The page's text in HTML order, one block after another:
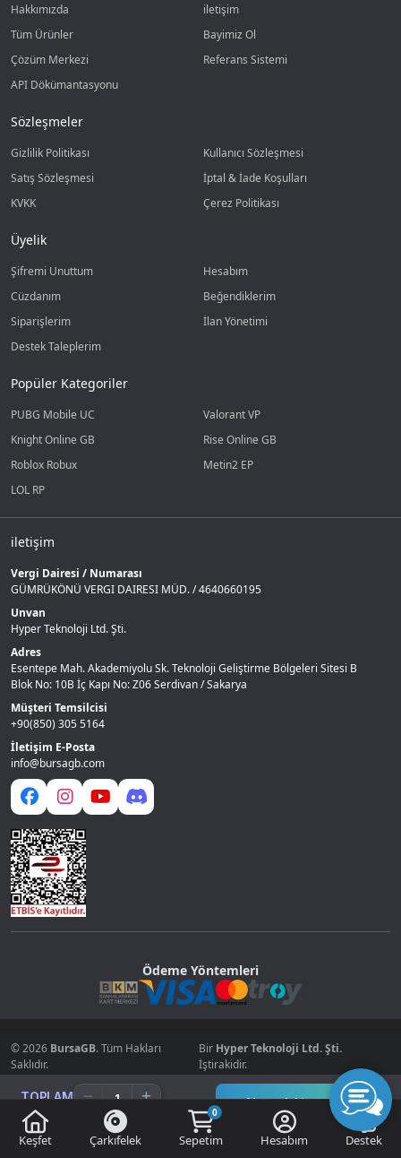
TOPLAM
0.00
0.00 kazanç
Alışverişi tamamla
Keşfet Çarkıfelek
0
Sepetim Hesabım Destek
Hakkımızda
iletişim
Tüm Ürünler
Bayimiz Ol
Çözüm Merkezi
Referans Sistemi
API Dökümantasyonu
Sözleşmeler
Gizlilik Politikası
Kullanıcı Sözleşmesi
Satış Sözleşmesi
İptal & İade Koşulları
KVKK
Çerez Politikası
Üyelik
Şifremi Unuttum
Hesabım
Cüzdanım
Beğendiklerim
Siparişlerim
İlan Yönetimi
Destek Taleplerim
Popüler Kategoriler
PUBG Mobile UC
Valorant VP
Knight Online GB
Rise Online GB
Roblox Robux
Metin2 EP
LOL RP
iletişim
Vergi Dairesi / Numarası
GÜMRÜKÖNÜ VERGI DAIRESI MÜD. / 4640660195
Unvan
Hyper Teknoloji Ltd. Şti.
Adres
Esentepe Mah. Akademiyolu Sk. Teknoloji Geliştirme Bölgeleri Sitesi B
Blok No: 10B İç Kapı No: Z06 Serdivan / Sakarya
Müşteri Temsilcisi
+90(850) 305 5164
İletişim E-Posta
info@bursagb.com
Ödeme Yöntemleri
© 2026 BursaGB. Tüm Hakları
Saklıdır.
Bir Hyper Teknoloji Ltd. Şti.
İştirakidir.